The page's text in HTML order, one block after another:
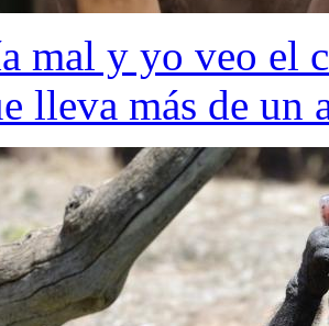
mal y yo veo el
lleva más de